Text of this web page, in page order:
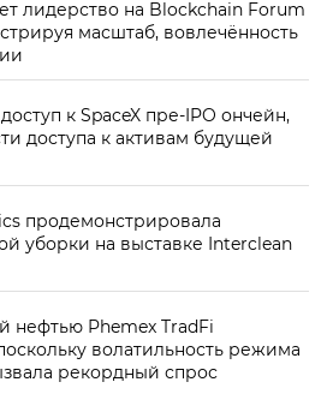
лидерство на Blockchain Forum
масштаб, вовлечённость
к SpaceX пре-IPO ончейн,
доступа к активам будущей
продемонстрировала
уборки на выставке Interclean
нефтью Phemex TradFi
волатильность режима
рекордный спрос